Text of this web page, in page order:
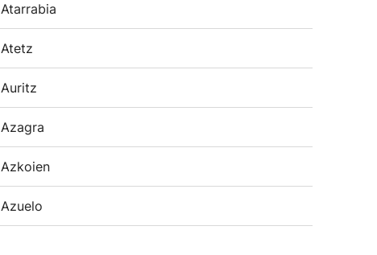
Atarrabia
Atetz
Auritz
Azagra
Azkoien
Azuelo